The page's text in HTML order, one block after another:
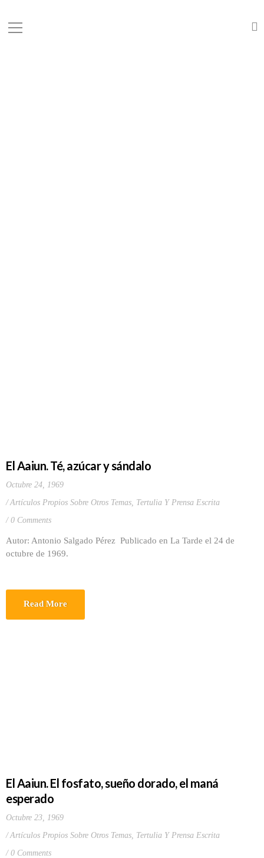
El Aaiun. Té, azúcar y sándalo
Octubre 24, 1969
Artículos Propios Sobre Otros Temas, Tertulia Y Prensa Escrita
0 Comments
Autor: Antonio Salgado Pérez Publicado en La Tarde el 24 de
octubre de 1969.
Read More
El Aaiun. El fosfato, sueño dorado, el maná
esperado
Octubre 23, 1969
Artículos Propios Sobre Otros Temas, Tertulia Y Prensa Escrita
0 Comments